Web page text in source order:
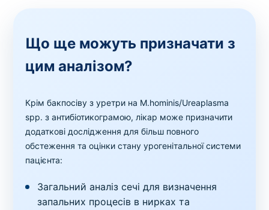
Що ще можуть призначати з
цим аналізом?
Крім бакпосіву з уретри на M.hominis/Ureaplasma
spp. з антибіотикограмою, лікар може призначити
додаткові дослідження для більш повного
обстеження та оцінки стану урогенітальної системи
пацієнта:
Загальний аналіз сечі для визначення
запальних процесів в нирках та